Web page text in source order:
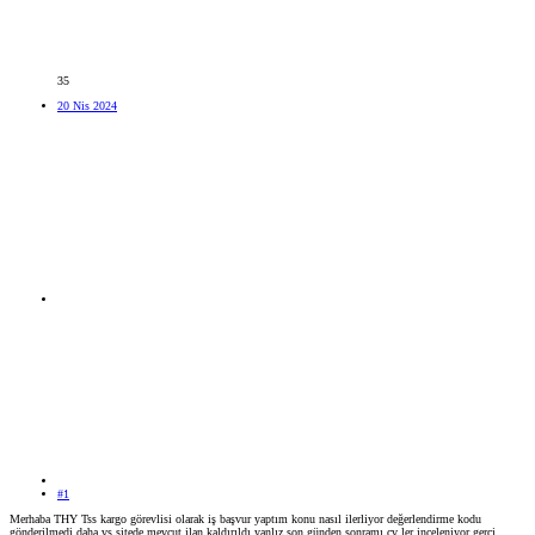
35
20 Nis 2024
#1
Merhaba THY Tss kargo görevlisi olarak iş başvur yaptım konu nasıl ilerliyor değerlendirme kodu
gönderilmedi daha vs sitede mevcut ilan kaldırıldı yanlız son günden sonramı cv ler inceleniyor gerçi